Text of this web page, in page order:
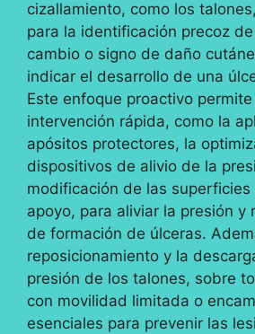
cizallamiento, como los
para la identificación precoz
cambio o signo de daño
indicar el desarrollo de una
Este enfoque proactivo permite
intervención rápida, como la
apósitos protectores, la
dispositivos de alivio de la
modificación de las
apoyo, para aliviar la presión y
de formación de úlceras.
reposicionamiento y la
presión de los talones, sobre
con movilidad limitada o
esenciales para prevenir las